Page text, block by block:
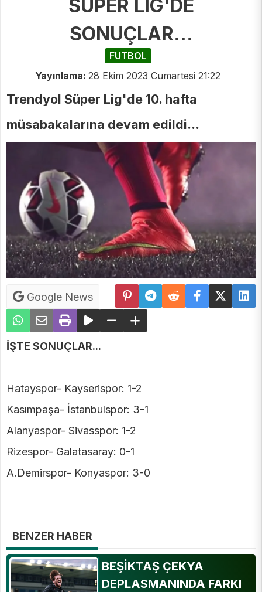
SÜPER LİG'DE
SONUÇLAR...
FUTBOL
Yayınlama: 28 Ekim 2023 Cumartesi 21:22
Trendyol Süper Lig'de 10. hafta
müsabakalarına devam edildi...
Google News
İŞTE SONUÇLAR...
Hatayspor- Kayserispor: 1-2
Kasımpaşa- İstanbulspor: 3-1
Alanyaspor- Sivasspor: 1-2
Rizespor- Galatasaray: 0-1
A.Demirspor- Konyaspor: 3-0
BENZER HABER
BEŞİKTAŞ ÇEKYA
DEPLASMANINDA FARKI